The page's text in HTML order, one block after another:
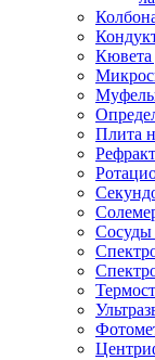
Кювета
Плита